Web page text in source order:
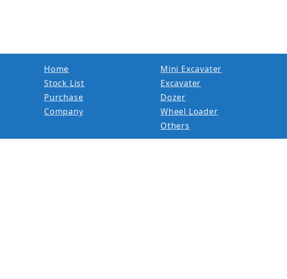
Home
Stock List
Purchase
Company
Mini Excavater
Excavater
Dozer
Wheel Loader
Others